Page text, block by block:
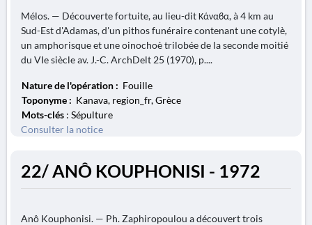
Mélos. — Découverte fortuite, au lieu-dit Κάναϐα, à 4 km au
Sud-Est d'Adamas, d'un pithos funéraire contenant une cotylè,
un amphorisque et une oinochoè trilobée de la seconde moitié
du VIe siècle av. J.-C. ArchDelt 25 (1970), p....
Nature de l'opération : Fouille
Toponyme : Kanava, region_fr, Grèce
Mots-clés : Sépulture
Consulter la notice
22/ ANÔ KOUPHONISI - 1972
Anô Kouphonisi. — Ph. Zaphiropoulou a découvert trois